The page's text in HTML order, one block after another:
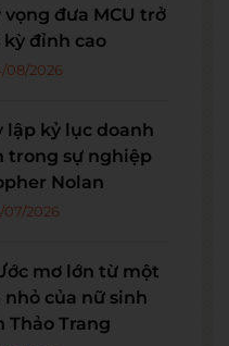
đưa MCU trở
đỉnh cao
08/2026
lập kỷ lục doanh
trong sự nghiệp
Nolan
07/2026
mơ lớn từ một
nhỏ của nữ sinh
Thảo Trang